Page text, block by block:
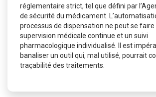
réglementaire strict, tel que défini par
de sécurité du médicament.
processus de dispensation ne peut se faire
supervision médicale continue et un suivi
pharmacologique individualisé. Il est
banaliser un outil qui, mal utilisé, pourrait
traçabilité des traitements.